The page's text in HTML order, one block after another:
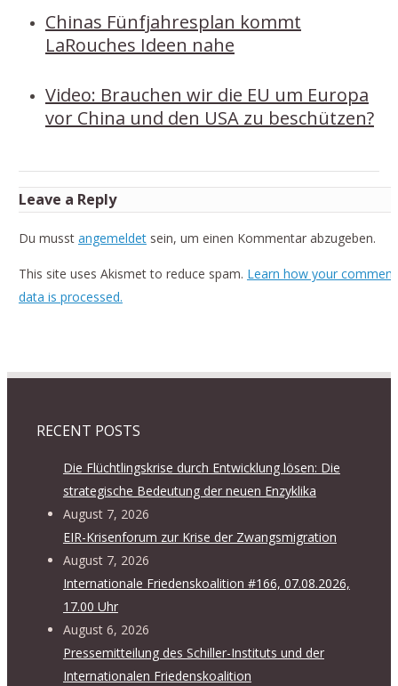
Chinas Fünfjahresplan kommt
LaRouches Ideen nahe
Video: Brauchen wir die EU um Europa
vor China und den USA zu beschützen?
Leave a Reply
Du musst angemeldetsein, um einen Kommentar abzugeben.
This site uses Akismet to reduce spam. Learn how your comment
data is processed.
RECENT POSTS
Die Flüchtlingskrise durch Entwicklung lösen: Die
strategische Bedeutung der neuen Enzyklika
August 7, 2026
EIR-Krisenforum zur Krise der Zwangsmigration
August 7, 2026
Internationale Friedenskoalition #166, 07.08.2026,
17.00 Uhr
August 6, 2026
Pressemitteilung des Schiller-Instituts und der
Internationalen Friedenskoalition